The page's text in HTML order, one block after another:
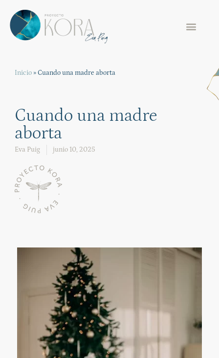
Inicio»Cuando una madre aborta
Cuando una madre
aborta
Eva Puig junio 10, 2025